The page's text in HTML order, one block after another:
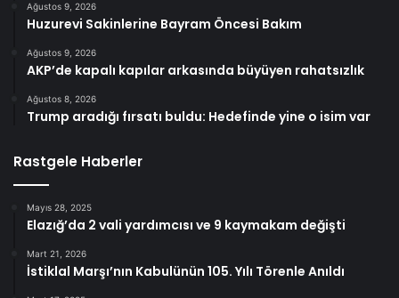
Ağustos 9, 2026
Huzurevi Sakinlerine Bayram Öncesi Bakım
Ağustos 9, 2026
AKP’de kapalı kapılar arkasında büyüyen rahatsızlık
Ağustos 8, 2026
Trump aradığı fırsatı buldu: Hedefinde yine o isim var
Rastgele Haberler
Mayıs 28, 2025
Elazığ’da 2 vali yardımcısı ve 9 kaymakam değişti
Mart 21, 2026
İstiklal Marşı’nın Kabulünün 105. Yılı Törenle Anıldı